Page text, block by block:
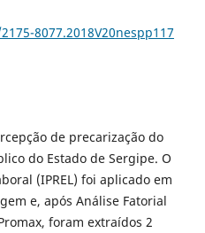
8077.2018V20nespp117
de precarização do
do Estado de Sergipe. O
(IPREL) foi aplicado em
e, após Análise Fatorial
foram extraídos 2